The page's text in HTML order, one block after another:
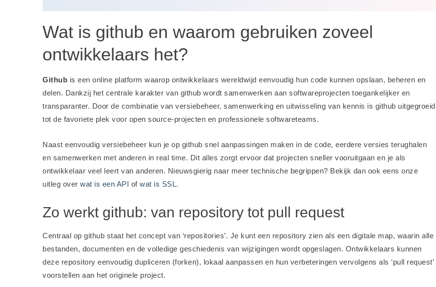
Wat is github en waarom gebruiken zoveel
ontwikkelaars het?
Github is een online platform waarop ontwikkelaars wereldwijd eenvoudig hun code kunnen opslaan, beheren en
delen. Dankzij het centrale karakter van github wordt samenwerken aan softwareprojecten toegankelijker en
transparanter. Door de combinatie van versiebeheer, samenwerking en uitwisseling van kennis is github uitgegroeid
tot de favoriete plek voor open source-projecten en professionele softwareteams.
Naast eenvoudig versiebeheer kun je op github snel aanpassingen maken in de code, eerdere versies terughalen
en samenwerken met anderen in real time. Dit alles zorgt ervoor dat projecten sneller vooruitgaan en je als
ontwikkelaar veel leert van anderen. Nieuwsgierig naar meer technische begrippen? Bekijk dan ook eens onze
uitleg over wat is een API of wat is SSL.
Zo werkt github: van repository tot pull request
Centraal op github staat het concept van ‘repositories’. Je kunt een repository zien als een digitale map, waarin alle
bestanden, documenten en de volledige geschiedenis van wijzigingen wordt opgeslagen. Ontwikkelaars kunnen
deze repository eenvoudig dupliceren (forken), lokaal aanpassen en hun verbeteringen vervolgens als ‘pull request’
voorstellen aan het originele project.